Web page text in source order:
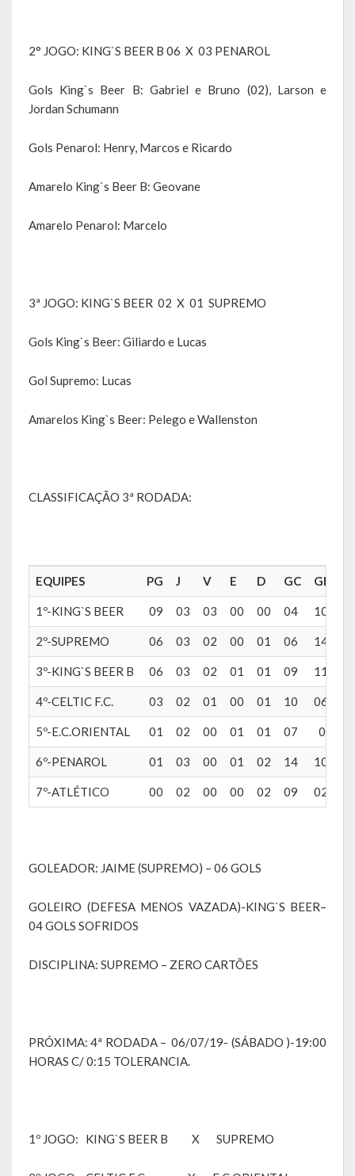
de paixão e muitas conquistas
A História da Comunidade Católica Nossa Senhora da Assunção
Gastronomia
Hospedagem
Calendário de Eventos
Programas
Publicações
Publicações Oficiais
SIAFIC
Contas
Contas – TCE
Editais de Concursos/Processos Seletivos
Editais de Licitações
Prestação de Contas
Legislativo
Parcerias – LEI 13.019/2014
2° JOGO: KING`S BEER B 06 X 03 PENAROL
Gols King`s Beer B: Gabriel e Bruno (02), Larson e
Jordan Schumann
Gols Penarol: Henry, Marcos e Ricardo
Amarelo King`s Beer B: Geovane
Amarelo Penarol: Marcelo
3ª JOGO: KING`S BEER 02 X 01 SUPREMO
Gols King`s Beer: Giliardo e Lucas
Gol Supremo: Lucas
Amarelos King`s Beer: Pelego e Wallenston
CLASSIFICAÇÃO 3ª RODADA:
EQUIPES PG J V E D GC GP
1º-KING`S BEER 09 03 03 00 00 04 10
2º-SUPREMO 06 03 02 00 01 06 14
3º-KING`S BEER B 06 03 02 01 01 09 11
4º-CELTIC F.C. 03 02 01 00 01 10 06
5º-E.C.ORIENTAL 01 02 00 01 01 07 06
6º-PENAROL 01 03 00 01 02 14 10
7º-ATLÉTICO 00 02 00 00 02 09 02
GOLEADOR: JAIME (SUPREMO) – 06 GOLS
GOLEIRO (DEFESA MENOS VAZADA)-KING`S BEER–
04 GOLS SOFRIDOS
DISCIPLINA: SUPREMO – ZERO CARTÕES
PRÓXIMA: 4ª RODADA – 06/07/19- (SÁBADO )-19:00
HORAS C/ 0:15 TOLERANCIA.
1º JOGO: KING`S BEER B X SUPREMO